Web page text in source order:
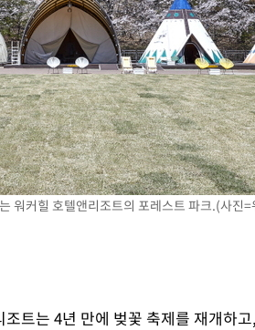
워커힐 호텔앤리조트의 포레스트 파크.(사진
트는 4년 만에 벚꽃 축제를 재개하고